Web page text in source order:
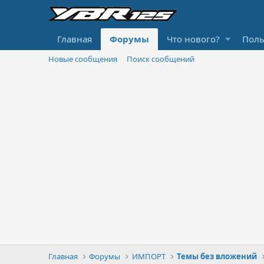
Главная Форумы Что нового?
Новые сообщения Поиск сообщений
Главная Форумы ИМПОРТ Темы без вложений